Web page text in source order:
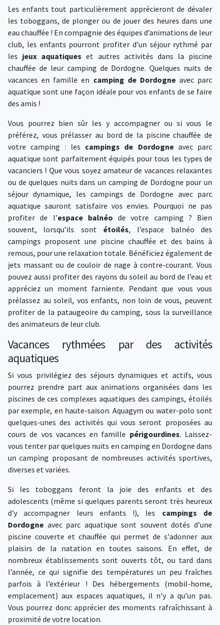
Les enfants tout particulièrement apprécieront de dévaler
les toboggans, de plonger ou de jouer des heures dans une
eau chauffée ! En compagnie des équipes d’animations de leur
club, les enfants pourront profiter d’un séjour rythmé par
les jeux aquatiques et autres activités dans la piscine
chauffée de leur camping de Dordogne. Quelques nuits de
vacances en famille en camping de Dordogneavec parc
aquatique sont une façon idéale pour vos enfants de se faire
des amis !
Vous pourrez bien sûr les y accompagner ou si vous le
préférez, vous prélasser au bord de la piscine chauffée de
votre camping : les campings de Dordogneavec parc
aquatique sont parfaitement équipés pour tous les types de
vacanciers ! Que vous soyez amateur de vacances relaxantes
ou de quelques nuits dans un camping de Dordogne pour un
séjour dynamique, les campings de Dordogne avec parc
aquatique sauront satisfaire vos envies. Pourquoi ne pas
profiter de l’espace balnéo de votre camping ? Bien
souvent, lorsqu’ils sont étoilés, l’espace balnéo des
campings proposent une piscine chauffée et des bains à
remous, pour une relaxation totale. Bénéficiez également de
jets massant ou de couloir de nage à contre-courant. Vous
pouvez aussi profiter des rayons du soleil au bord de l’eau et
appréciez un moment farniente. Pendant que vous vous
prélassez au soleil, vos enfants, non loin de vous, peuvent
profiter de la pataugeoire du camping, sous la surveillance
des animateurs de leur club.
Vacances rythmées par des activités
aquatiques
Si vous privilégiez des séjours dynamiques et actifs, vous
pourrez prendre part aux animations organisées dans les
piscines de ces complexes aquatiques des campings, étoilés
par exemple, en haute-saison. Aquagym ou water-polo sont
quelques-unes des activités qui vous seront proposées au
cours de vos vacances en famille périgourdines. Laissez-
vous tenter par quelques nuits en camping en Dordogne dans
un camping proposant de nombreuses activités sportives,
diverses et variées.
Si les toboggans feront la joie des enfants et des
adolescents (même si quelques parents seront très heureux
d'y accompagner leurs enfants !), les campings de
Dordogne avec parc aquatique sont souvent dotés d’une
piscine couverte et chauffée qui permet de s'adonner aux
plaisirs de la natation en toutes saisons. En effet, de
nombreux établissements sont ouverts tôt, ou tard dans
l’année, ce qui signifie des températures un peu fraîches
parfois à l’extérieur ! Des hébergements (mobil-home,
emplacement) aux espaces aquatiques, il n’y a qu’un pas.
Vous pourrez donc apprécier des moments rafraîchissant à
proximité de votre location.